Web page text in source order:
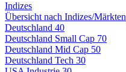
Indizes
Übersicht nach Indizes/Märkten
Deutschland 40
Deutschland Small Cap 70
Deutschland Mid Cap 50
Deutschland Tech 30